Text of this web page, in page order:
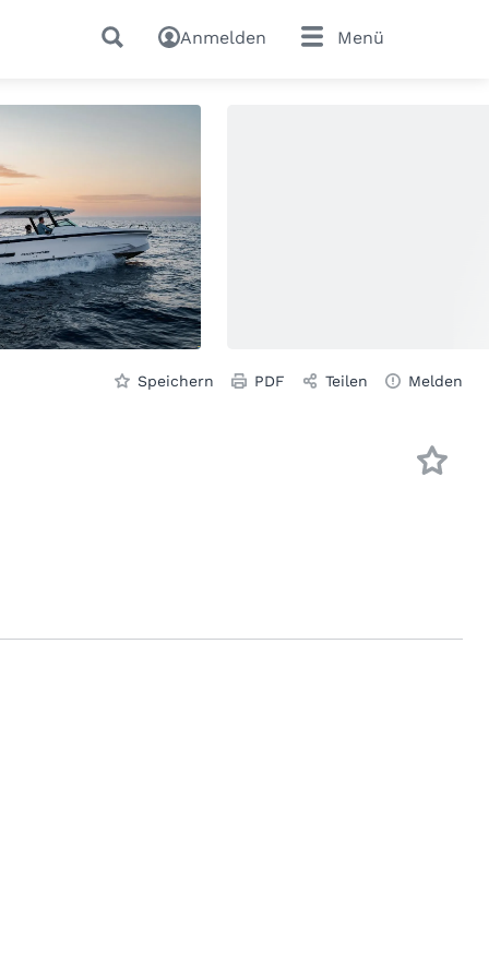
Anmelden Menü
Speichern PDF Teilen Melden